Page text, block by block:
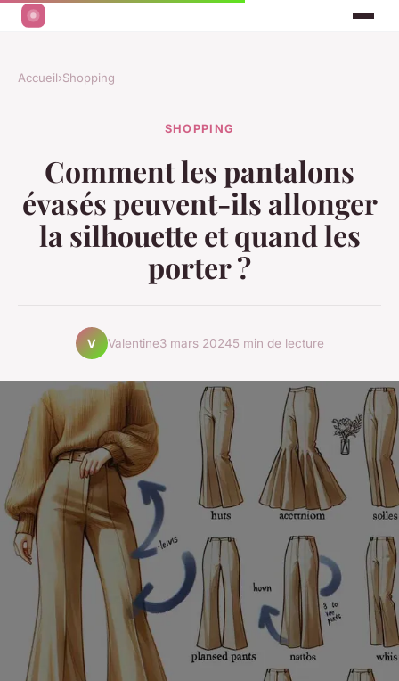
Accueil›Shopping
SHOPPING
Comment les pantalons
évasés peuvent-ils allonger
la silhouette et quand les
porter ?
V Valentine3 mars 20245 min de lecture